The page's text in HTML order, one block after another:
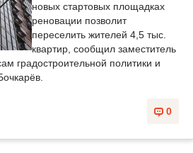
новых стартовых площадках
реновации позволит
переселить жителей 4,5 тыс.
квартир, сообщил заместитель
градостроительной политики и
0